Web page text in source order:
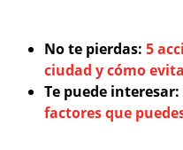
No te pierdas: 5
ciudad y cómo
Te puede interesar:
factores que